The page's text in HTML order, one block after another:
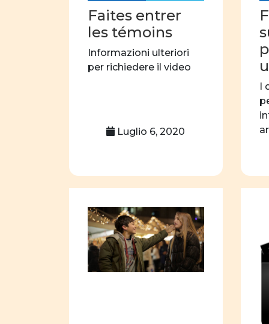
Faites entrer
les témoins
Informazioni ulteriori
per richiedere il video
Luglio 6, 2020
I